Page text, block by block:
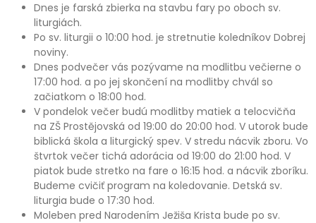
Dnes je farská zbierka na stavbu fary po oboch sv.
liturgiách.
Po sv. liturgii o 10:00 hod. je stretnutie koledníkov Dobrej
noviny.
Dnes podvečer vás pozývame na modlitbu večierne o
17:00 hod. a po jej skončení na modlitby chvál so
začiatkom o 18:00 hod.
V pondelok večer budú modlitby matiek a telocvičňa
na ZŠ Prostějovská od 19:00 do 20:00 hod. V utorok bude
biblická škola a liturgický spev. V stredu nácvik zboru. Vo
štvrtok večer tichá adorácia od 19:00 do 21:00 hod. V
piatok bude stretko na fare o 16:15 hod. a nácvik zboríku.
Budeme cvičiť program na koledovanie. Detská sv.
liturgia bude o 17:30 hod.
Moleben pred Narodením Ježiša Krista bude po sv.